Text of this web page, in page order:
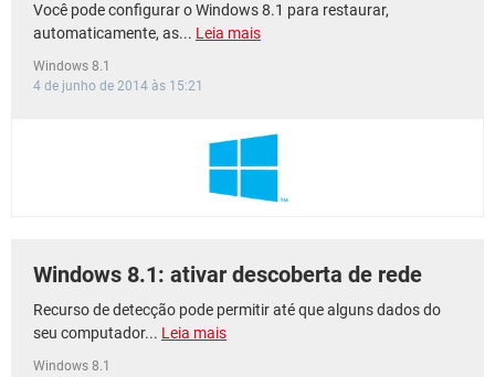
Você pode configurar o Windows 8.1 para restaurar,
automaticamente, as... Leia mais
Windows 8.1
4 de junho de 2014 às 15:21
Windows 8.1: ativar descoberta de rede
Recurso de detecção pode permitir até que alguns dados do
seu computador... Leia mais
Windows 8.1